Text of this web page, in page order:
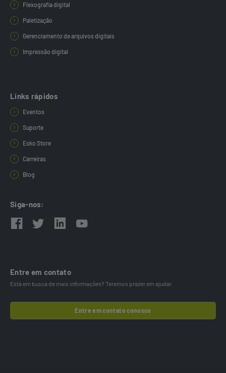
Flexografia digital
Paletização
Gerenciamento de arquivos digitais
Impressão digital
Links rápidos
Eventos
Suporte
Esko Store
Carreiras
Blog
Siga-nos:
Entre em contato
Está em busca de mais informações? Teremos prazer em ajudar.
Entre em contato conosco